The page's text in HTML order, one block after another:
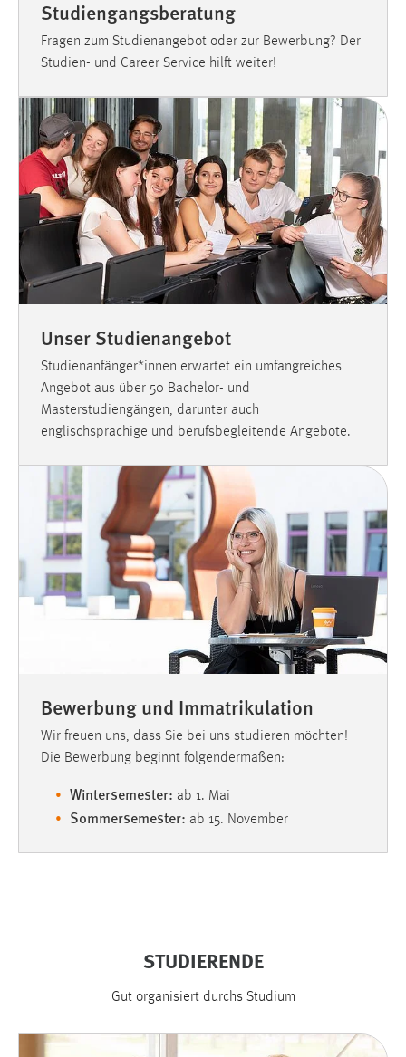
Studiengangsberatung
Fragen zum Studienangebot oder zur Bewerbung? Der
Studien- und Career Service hilft weiter!
Unser Studienangebot
Studienanfänger*innen erwartet ein umfangreiches
Angebot aus über 50 Bachelor- und
Masterstudiengängen, darunter auch
englischsprachige und berufsbegleitende Angebote.
Bewerbung und Immatrikulation
Wir freuen uns, dass Sie bei uns studieren möchten!
Die Bewerbung beginnt folgendermaßen:
Wintersemester: ab 1. Mai
Sommersemester: ab 15. November
STUDIERENDE
Gut organisiert durchs Studium
Conversion-Tracking
Cookie Laufzeit:
Facebook Pixel
Name:
_fbp
Anbieter:
Facebook
Zweck:
Conversion-Tracking
3 Monate
EXTERNE MEDIEN
Um Inhalte von Videoplattformen und Social Media
Plattformen anzeigen zu können, werden von diesen
externen Medien Cookies gesetzt.
YouTube
Vimeo